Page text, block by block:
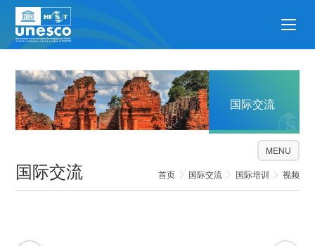
国际交流
国际交流 首页 国际交流 国际培训 视频
MENU